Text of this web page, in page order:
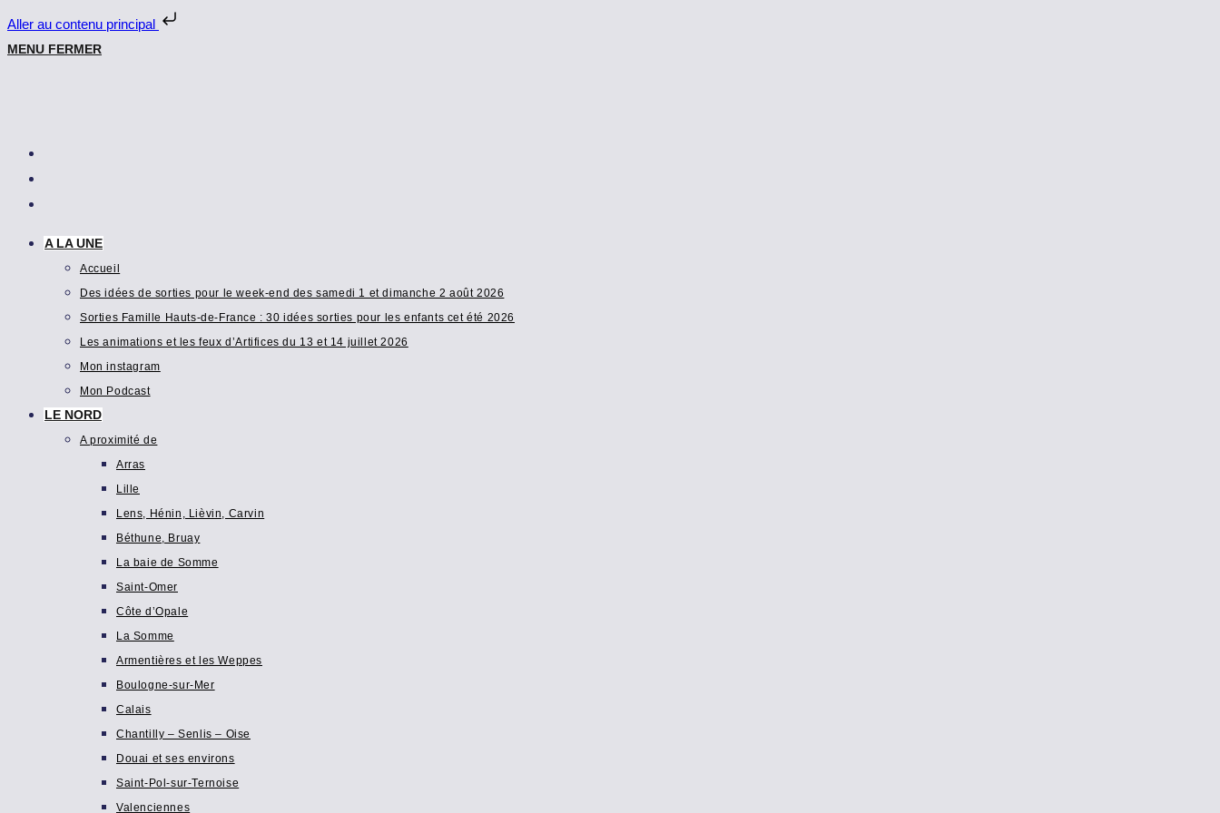
Aller au contenu principal
Skip
MENU FERMER
A LA UNE
Accueil
Des idées de sorties pour le week-end des samedi 1 et dimanche 2 août 2026
Sorties Famille Hauts-de-France : 30 idées sorties pour les enfants cet été 2026
Les animations et les feux d’Artifices du 13 et 14 juillet 2026
Mon instagram
Mon Podcast
LE NORD
A proximité de
Arras
Lille
Lens, Hénin, Lièvin, Carvin
Béthune, Bruay
La baie de Somme
Saint-Omer
Côte d’Opale
La Somme
Armentières et les Weppes
Boulogne-sur-Mer
Calais
Chantilly – Senlis – Oise
Douai et ses environs
Saint-Pol-sur-Ternoise
Valenciennes